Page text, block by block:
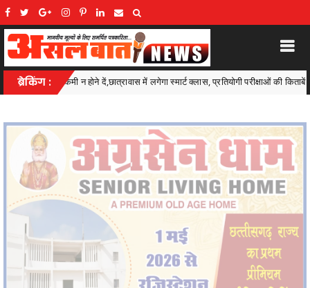
ब्रेकिंग :
क्लास, प्रतियोगी परीक्षाओं की किताबें और कंप्यूटर भी मिलेंगे Ambagarh *सेन